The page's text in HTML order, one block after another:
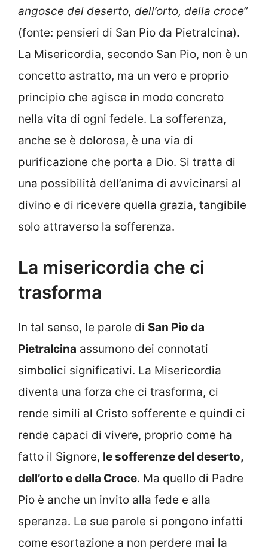
angosce del deserto, dell’orto, della croce”
(fonte: pensieri di San Pio da Pietralcina).
La Misericordia, secondo San Pio, non è un
concetto astratto, ma un vero e proprio
principio che agisce in modo concreto
nella vita di ogni fedele. La sofferenza,
anche se è dolorosa, è una via di
purificazione che porta a Dio. Si tratta di
una possibilità dell’anima di avvicinarsi al
divino e di ricevere quella grazia, tangibile
solo attraverso la sofferenza.
La misericordia che ci
trasforma
In tal senso, le parole di San Pio da
Pietralcina assumono dei connotati
simbolici significativi. La Misericordia
diventa una forza che ci trasforma, ci
rende simili al Cristo sofferente e quindi ci
rende capaci di vivere, proprio come ha
fatto il Signore, le sofferenze del deserto,
dell’orto e della Croce. Ma quello di Padre
Pio è anche un invito alla fede e alla
speranza. Le sue parole si pongono infatti
come esortazione a non perdere mai la